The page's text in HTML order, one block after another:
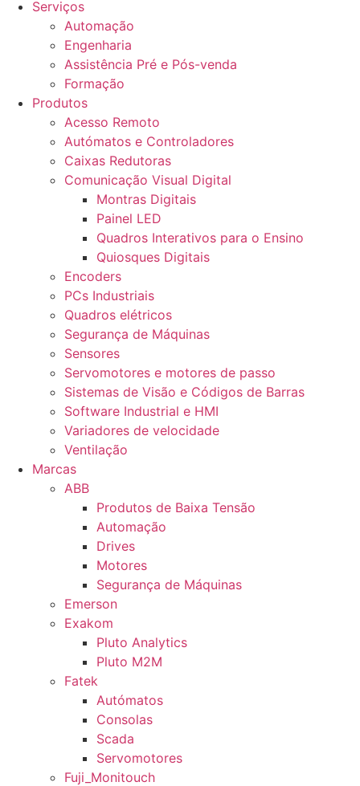
Serviços
Automação
Engenharia
Assistência Pré e Pós-venda
Formação
Produtos
Acesso Remoto
Autómatos e Controladores
Caixas Redutoras
Comunicação Visual Digital
Montras Digitais
Painel LED
Quadros Interativos para o Ensino
Quiosques Digitais
Encoders
PCs Industriais
Quadros elétricos
Segurança de Máquinas
Sensores
Servomotores e motores de passo
Sistemas de Visão e Códigos de Barras
Software Industrial e HMI
Variadores de velocidade
Ventilação
Marcas
ABB
Produtos de Baixa Tensão
Automação
Drives
Motores
Segurança de Máquinas
Emerson
Exakom
Pluto Analytics
Pluto M2M
Fatek
Autómatos
Consolas
Scada
Servomotores
Fuji_Monitouch